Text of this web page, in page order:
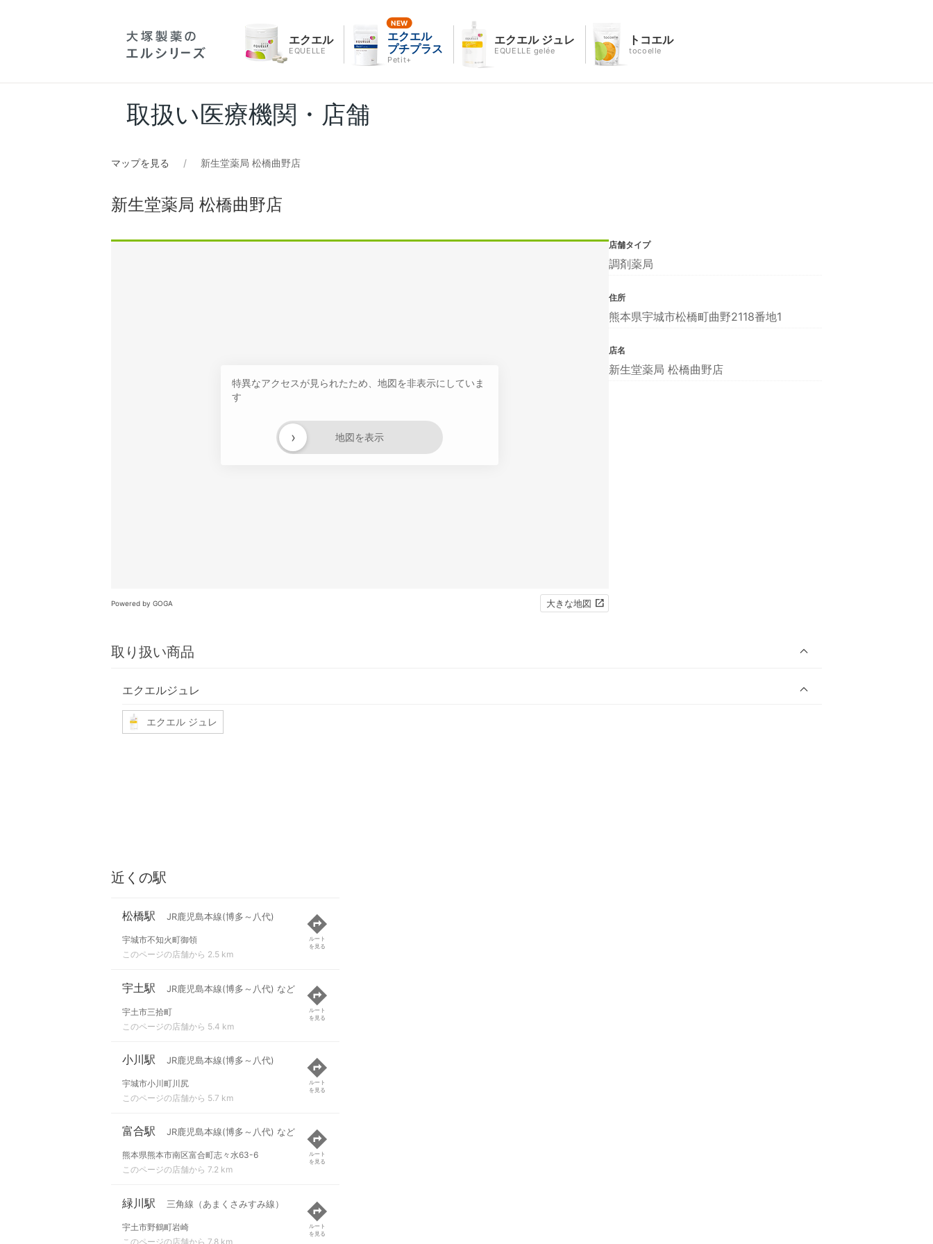
エクエル
EQUELLE
エクエル
プチプラス
Petit+
エクエル ジュレ
EQUELLE gelée
トコエル
tocoelle
取扱い医療機関・店舗
マップを見る 新生堂薬局 松橋曲野店
新生堂薬局 松橋曲野店
特異なアクセスが見られたため、地図を非表示にしていま
す
地図を表示
›
Powered by GOGA 大きな地図
取り扱い商品
エクエルジュレ
エクエル ジュレ
店舗タイプ
調剤薬局
住所
熊本県宇城市松橋町曲野2118番地1
店名
新生堂薬局 松橋曲野店
近くの駅
松橋駅 JR鹿児島本線(博多～八代)
宇城市不知火町御領
このページの店舗から 2.5 km
ルート
を見る
宇土駅 JR鹿児島本線(博多～八代) など
宇土市三拾町
このページの店舗から 5.4 km
ルート
を見る
小川駅 JR鹿児島本線(博多～八代)
宇城市小川町川尻
このページの店舗から 5.7 km
ルート
を見る
富合駅 JR鹿児島本線(博多～八代) など
熊本県熊本市南区富合町志々水63-6
このページの店舗から 7.2 km
ルート
を見る
緑川駅 三角線（あまくさみすみ線）
宇土市野鶴町岩崎
このページの店舗から 7.8 km
ルート
を見る